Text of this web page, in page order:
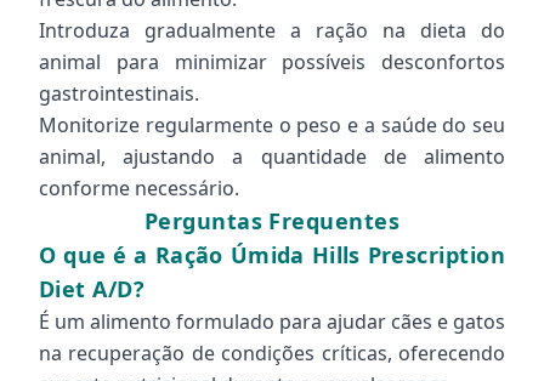
Introduza gradualmente a ração na dieta do
animal para minimizar possíveis desconfortos
gastrointestinais.
Monitorize regularmente o peso e a saúde do seu
animal, ajustando a quantidade de alimento
conforme necessário.
Perguntas Frequentes
O que é a Ração Úmida Hills Prescription
Diet A/D?
É um alimento formulado para ajudar cães e gatos
na recuperação de condições críticas, oferecendo